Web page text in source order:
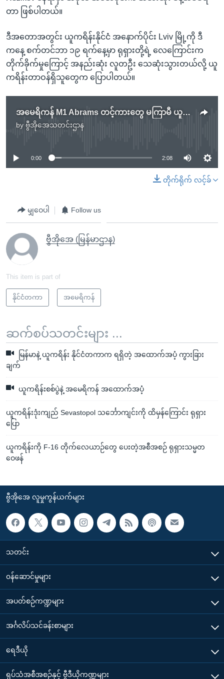
တာ ဖြစ်ပါတယ်။
ဒီအတောအတွင်း ယူကရိန်းနိုင်ငံ အနောက်ပိုင်း Lviv မြို့ကို ဒီ
ကနေ့ စက်တင်ဘာ ၁၉ ရက်နေ့မှာ ရုရှားတို့ရဲ့ လေကြောင်းက
တိုက်ခိုက်မှုကြောင့် အနည်းဆုံး လူတဦး သေဆုံးသွားတယ်လို့ ယူ
ကရိန်းတာဝန်ရှိသူတွေက ပြောပါတယ်။​
အမေရိကန် M1 Abrams တင့်ကားတွေ မကြာမီ ယူကရိန်းရောက်မည် (ဝန်ကြီး Austin)
by ဗွီအိုအေသတင်းဌာန
No media source currently available
0:00 2:08
တိုက်ရိုက် လင့်ခ်
မျှဝေပါ Follow us
ဗွီအိုအေ (မြန်မာဌာန)
This item is part of
နိုင်ငံတကာ အမေရိကန်
ဆက်စပ်သတင်းများ ...
မြန်မာနဲ့ ယူကရိန်း နိုင်ငံတကာက ရရှိတဲ့ အထောက်အပံ့ ကွားခြား
ချက်
ယူကရိန်းစစ်ပွဲနဲ့ အမေရိကန် အထောက်အပံ့
ယူကရိန်းဒုံးကျည် Sevastopol သင်္ဘောကျင်းကို ထိမှန်ကြောင်း ရုရှား
ပြော
ယူကရိန်းကို F-16 တိုက်လေယာဉ်တွေ ပေးတဲ့အစီအစဉ် ရုရှားသမ္မတ
ဝေဖန်
ဗွီအိုအေ လူမှုကွန်ယက်များ
သတင်း
၀န်ဆောင်မှုများ
အပတ်စဉ်ကဏ္ဍများ
အင်္ဂလိပ်သင်ခန်းစာများ
ရေဒီယို
ရုပ်သံအစီအစဉ်နှင့် ဗွီဒီယိုကဏ္ဍများ